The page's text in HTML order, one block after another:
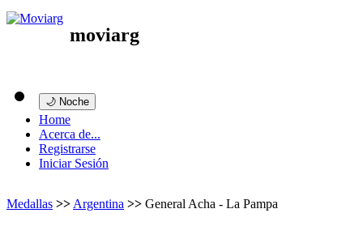
moviarg
🌙 Noche
Home
Acerca de...
Registrarse
Iniciar Sesión
Medallas >> Argentina >> General Acha - La Pampa